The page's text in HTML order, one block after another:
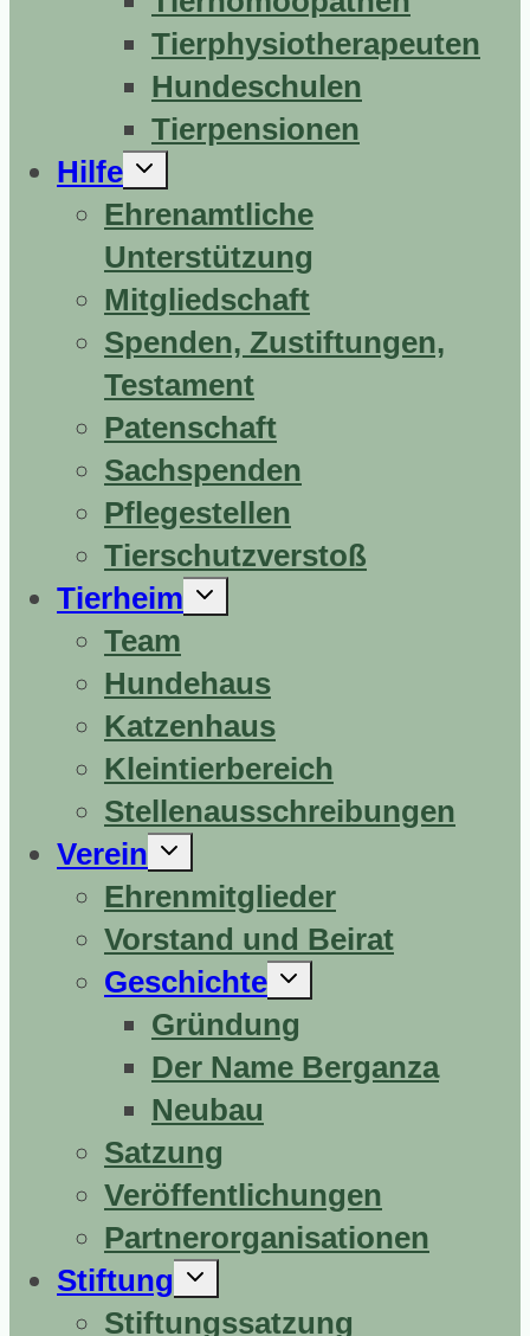
Tierphysiotherapeuten
Hundeschulen
Tierpensionen
Hilfe
Untermenü
erweitern
Ehrenamtliche
Unterstützung
Mitgliedschaft
Spenden, Zustiftungen,
Testament
Patenschaft
Sachspenden
Pflegestellen
Tierschutzverstoß
Tierheim
Untermenü
erweitern
Team
Hundehaus
Katzenhaus
Kleintierbereich
Stellenausschreibungen
Verein
Untermenü
erweitern
Ehrenmitglieder
Vorstand und Beirat
Geschichte
Untermenü
erweitern
Gründung
Der Name Berganza
Neubau
Satzung
Veröffentlichungen
Partnerorganisationen
Stiftung
Untermenü
erweitern
Stiftungssatzung